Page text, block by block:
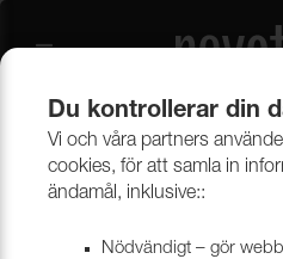
Beklädnadsmaterial
Du kontrollerar din
Vi och våra partners
cookies, för att samla in
ändamål, inklusive::
Nödvändigt – gör